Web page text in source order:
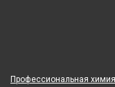
Профессиональная